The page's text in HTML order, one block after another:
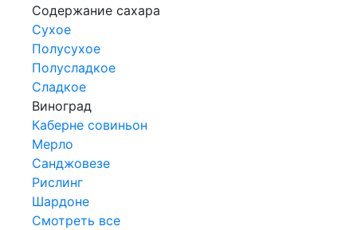
Содержание сахара
Сухое
Полусухое
Полусладкое
Сладкое
Виноград
Каберне совиньон
Мерло
Санджовезе
Рислинг
Шардоне
Смотреть все